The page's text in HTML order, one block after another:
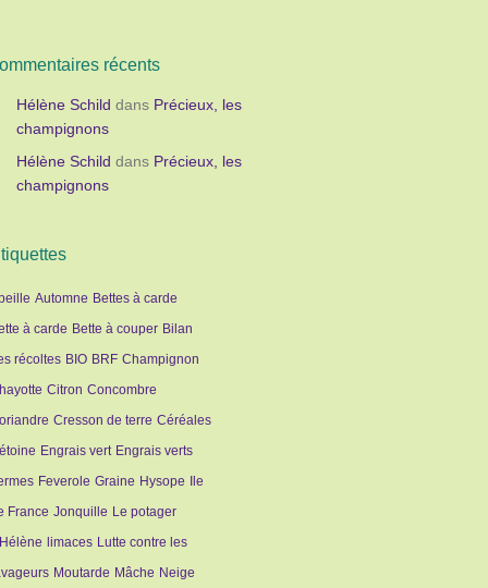
récents
Hélène Schild dans Précieux, les
champignons
Hélène Schild dans Précieux, les
champignons
Automne Bettes à carde
à carde Bette à couper Bilan
récoltes BIO BRF Champignon
Citron Concombre
Cresson de terre Céréales
Engrais vert Engrais verts
Feverole Graine Hysope
Ile
France Jonquille Le potager
limaces Lutte contre les
Moutarde Mâche Neige